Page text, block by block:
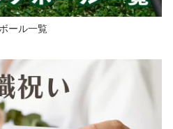
ール一覧